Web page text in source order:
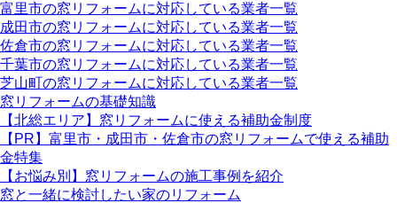
富里市の窓リフォームに対応している業者一覧
成田市の窓リフォームに対応している業者一覧
佐倉市の窓リフォームに対応している業者一覧
千葉市の窓リフォームに対応している業者一覧
芝山町の窓リフォームに対応している業者一覧
窓リフォームの基礎知識
【北総エリア】窓リフォームに使える補助金制度
【PR】富里市・成田市・佐倉市の窓リフォームで使える補助
金特集
【お悩み別】窓リフォームの施工事例を紹介
窓と一緒に検討したい家のリフォーム